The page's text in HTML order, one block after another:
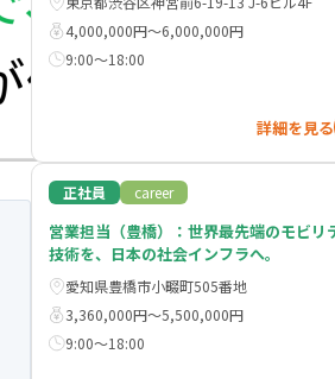
4,000,000円〜6,000,000円
9:00～18:00
詳細を見る
正社員 career
営業担当（豊橋）：世界最先端のモビリ
技術を、日本の社会インフラへ。
愛知県豊橋市小畷町505番地
3,360,000円〜5,500,000円
9:00～18:00